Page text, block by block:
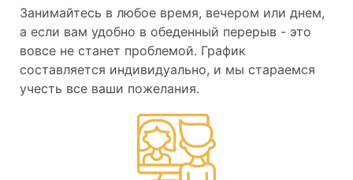
Занимайтесь в любое время, вечером или днем,
а если вам удобно в обеденный перерыв - это
вовсе не станет проблемой. График
составляется индивидуально, и мы стараемся
учесть все ваши пожелания.